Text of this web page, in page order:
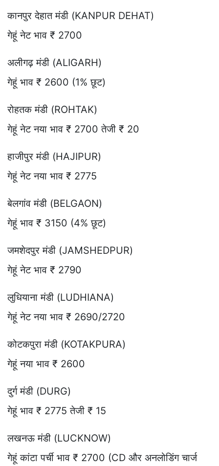
कानपुर देहात मंडी (KANPUR DEHAT)
गेहूं नेट भाव ₹ 2700
अलीगढ़ मंडी (ALIGARH)
गेहूं भाव ₹ 2600 (1% छूट)
रोहतक मंडी (ROHTAK)
गेहूं नेट नया भाव ₹ 2700 तेजी ₹ 20
हाजीपुर मंडी (HAJIPUR)
गेहूं नेट नया भाव ₹ 2775
बेलगांव मंडी (BELGAON)
गेहूं भाव ₹ 3150 (4% छूट)
जमशेदपुर मंडी (JAMSHEDPUR)
गेहूं नेट भाव ₹ 2790
लुधियाना मंडी (LUDHIANA)
गेहूं नेट नया भाव ₹ 2690/2720
कोटकपुरा मंडी (KOTAKPURA)
गेहूं नया भाव ₹ 2600
दुर्ग मंडी (DURG)
गेहूं भाव ₹ 2775 तेजी ₹ 15
लखनऊ मंडी (LUCKNOW)
गेहूं कांटा पर्ची भाव ₹ 2700 (CD और अनलोडिंग चार्ज